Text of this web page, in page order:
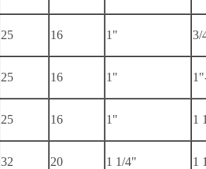
25 16 1" 3/
25 16 1"
25 16 1" 1
32 20 1 1/4" 1